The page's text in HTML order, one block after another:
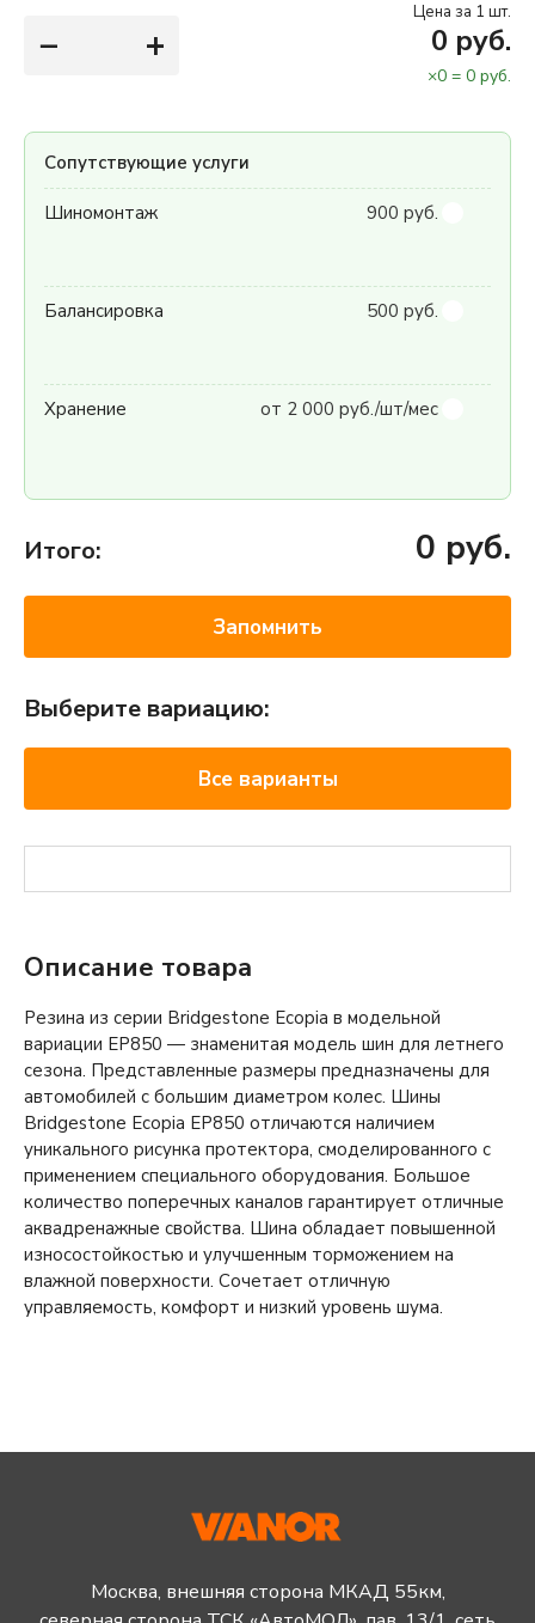
− +
Цена за 1 шт.
0 руб.
×0 = 0 руб.
Сопутствующие услуги
Шиномонтаж 900 руб.
Балансировка 500 руб.
Хранение от 2 000 руб./шт/мес
Итого: 0 руб.
Запомнить
Выберите вариацию:
Все варианты
Описание товара
Резина из серии Bridgestone Ecopia в модельной
вариации ЕР850 — знаменитая модель шин для летнего
сезона. Представленные размеры предназначены для
автомобилей с большим диаметром колес. Шины
Bridgestone Ecopia EP850 отличаются наличием
уникального рисунка протектора, смоделированного с
применением специального оборудования. Большое
количество поперечных каналов гарантирует отличные
аквадренажные свойства. Шина обладает повышенной
износостойкостью и улучшенным торможением на
влажной поверхности. Сочетает отличную
управляемость, комфорт и низкий уровень шума.
Москва, внешняя сторона МКАД 55км,